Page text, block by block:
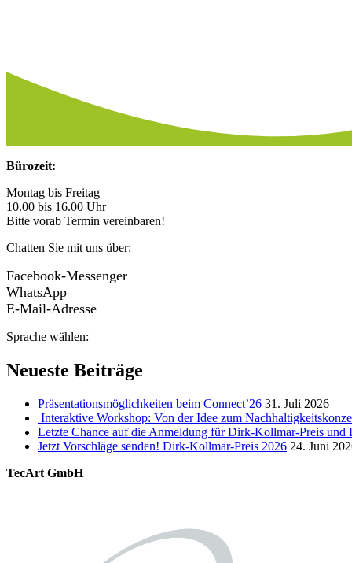
Bürozeit:
Montag bis Freitag
10.00 bis 16.00 Uhr
Bitte vorab Termin vereinbaren!
Chatten Sie mit uns über:
Facebook-Messenger
WhatsApp
E-Mail-Adresse
Sprache wählen:
Neueste Beiträge
Präsentationsmöglichkeiten beim Connect’26 31. Juli 2026
Interaktive Workshop: Von der Idee zum
Letzte Chance auf die Anmeldung für Dirk-Kollmar-Preis und
Jetzt Vorschläge senden! Dirk-Kollmar-Preis 2026 24. Juni
TecArt GmbH